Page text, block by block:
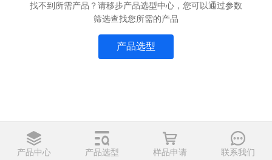
找不到所需产品？请移步产品选型中心，您可以通过参数
筛选查找您所需的产品
产品选型
产品中心 产品选型 样品申请 联系我们